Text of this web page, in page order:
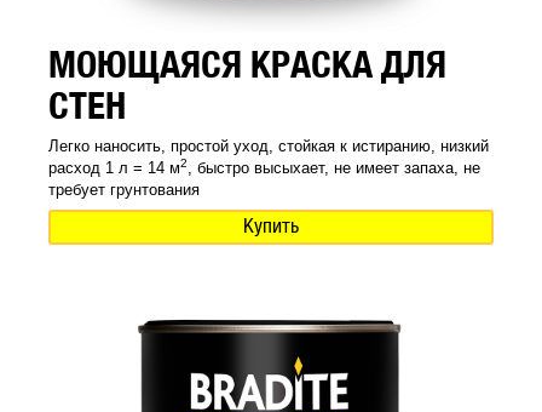
МОЮЩАЯСЯ КРАСКА ДЛЯ
СТЕН
Легко наносить, простой уход, стойкая к истиранию, низкий
расход 1 л = 14 м2
, быстро высыхает, не имеет запаха, не
требует грунтования
Купить